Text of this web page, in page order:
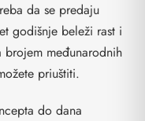
da se predaju
godišnje beleži rast i
brojem međunarodnih
priuštiti.
do dana